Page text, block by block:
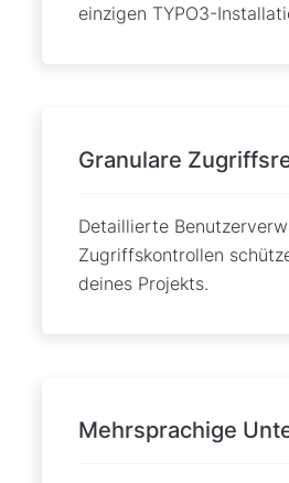
einzigen TYPO3-
Granulare
Detaillierte
Zugriffskontrollen
deines Projekts.
Mehrsprachige